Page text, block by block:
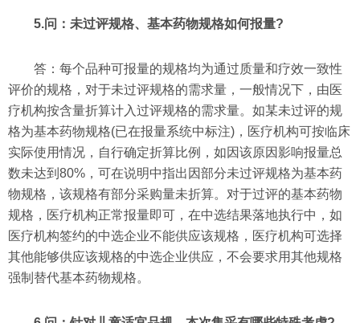
5.问：未过评规格、基本药物规格如何报量?
答：每个品种可报量的规格均为通过质量和疗效一致性
评价的规格，对于未过评规格的需求量，一般情况下，由医
疗机构按含量折算计入过评规格的需求量。如某未过评的规
格为基本药物规格(已在报量系统中标注)，医疗机构可按临床
实际使用情况，自行确定折算比例，如因该原因影响报量总
数未达到80%，可在说明中指出因部分未过评规格为基本药
物规格，该规格有部分采购量未折算。对于过评的基本药物
规格，医疗机构正常报量即可，在中选结果落地执行中，如
医疗机构签约的中选企业不能供应该规格，医疗机构可选择
其他能够供应该规格的中选企业供应，不会要求用其他规格
强制替代基本药物规格。